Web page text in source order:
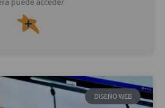
＋
DISEÑO WEB